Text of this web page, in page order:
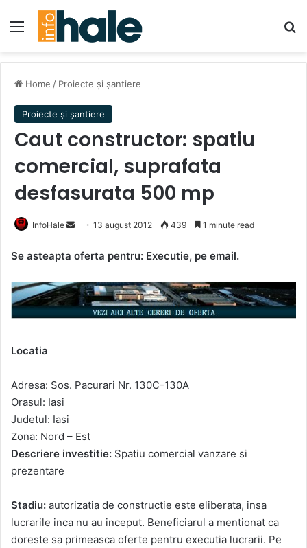
Menu
Home / Proiecte și șantiere
Proiecte și șantiere
Caut constructor: spatiu
comercial, suprafata
desfasurata 500 mp
InfoHale
Send
email
13 august 2012 439 1 minute read
Se asteapta oferta pentru: Executie, pe email.
Locatia
Adresa: Sos. Pacurari Nr. 130C-130A
Orasul: Iasi
Judetul: Iasi
Zona: Nord – Est
Descriere investitie: Spatiu comercial vanzare si
prezentare
Stadiu: autorizatia de constructie este eliberata, insa
lucrarile inca nu au inceput. Beneficiarul a mentionat ca
doreste sa primeasca oferte pentru executia lucrarii. Pe